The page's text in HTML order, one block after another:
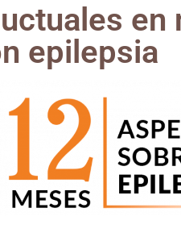
en
epilepsia